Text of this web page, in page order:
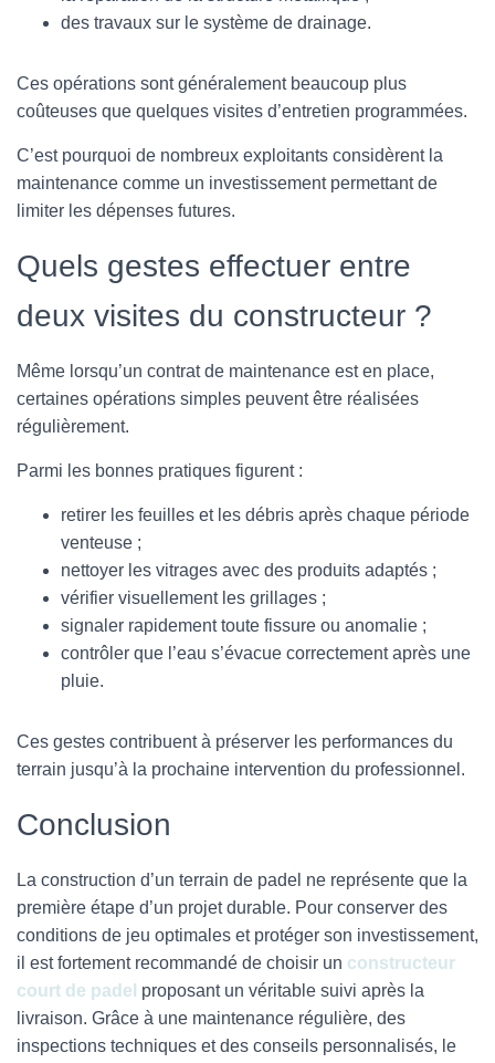
des travaux sur le système de drainage.
Ces opérations sont généralement beaucoup plus
coûteuses que quelques visites d’entretien programmées.
C’est pourquoi de nombreux exploitants considèrent la
maintenance comme un investissement permettant de
limiter les dépenses futures.
Quels gestes effectuer entre
deux visites du constructeur ?
Même lorsqu’un contrat de maintenance est en place,
certaines opérations simples peuvent être réalisées
régulièrement.
Parmi les bonnes pratiques figurent :
retirer les feuilles et les débris après chaque période
venteuse ;
nettoyer les vitrages avec des produits adaptés ;
vérifier visuellement les grillages ;
signaler rapidement toute fissure ou anomalie ;
contrôler que l’eau s’évacue correctement après une
pluie.
Ces gestes contribuent à préserver les performances du
terrain jusqu’à la prochaine intervention du professionnel.
Conclusion
La construction d’un terrain de padel ne représente que la
première étape d’un projet durable. Pour conserver des
conditions de jeu optimales et protéger son investissement,
il est fortement recommandé de choisir un constructeur
court de padel proposant un véritable suivi après la
livraison. Grâce à une maintenance régulière, des
inspections techniques et des conseils personnalisés, le